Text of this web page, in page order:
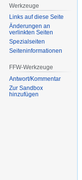
Werkzeuge
Links auf diese Seite
Änderungen an
verlinkten Seiten
Spezialseiten
Seiten­informationen
FFW-Werkzeuge
Antwort/Kommentar
Zur Sandbox
hinzufügen